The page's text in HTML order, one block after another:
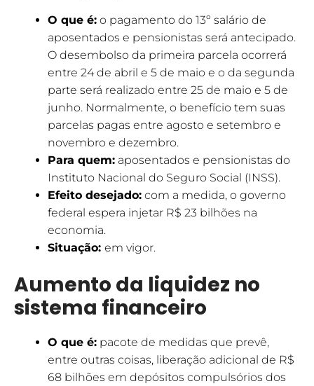
O que é: o pagamento do 13º salário de
aposentados e pensionistas será antecipado.
O desembolso da primeira parcela ocorrerá
entre 24 de abril e 5 de maio e o da segunda
parte será realizado entre 25 de maio e 5 de
junho. Normalmente, o benefício tem suas
parcelas pagas entre agosto e setembro e
novembro e dezembro.
Para quem: aposentados e pensionistas do
Instituto Nacional do Seguro Social (INSS).
Efeito desejado: com a medida, o governo
federal espera injetar R$ 23 bilhões na
economia.
Situação: em vigor.
Aumento da liquidez no
sistema financeiro
O que é: pacote de medidas que prevê,
entre outras coisas, liberação adicional de R$
68 bilhões em depósitos compulsórios dos